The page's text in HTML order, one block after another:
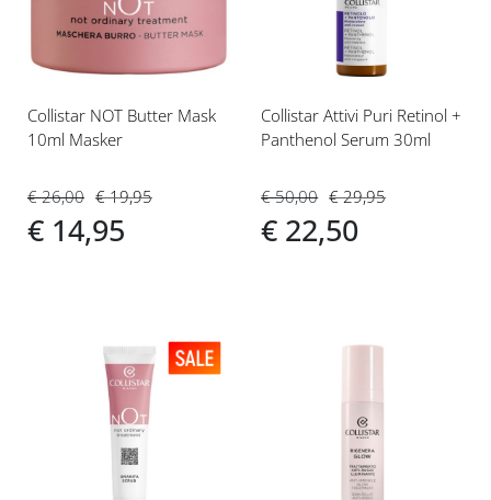
verlanglijst
Collistar NOT Butter Mask
10ml Masker
€ 26,00
€ 14,95
€ 19,95
verlanglijst
Collistar Attivi Puri Retinol +
Panthenol Serum 30ml
€ 50,00
€ 22,50
€ 29,95
verlanglijst
verlanglijst